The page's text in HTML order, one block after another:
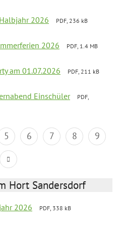
2026
PDF, 236 kB
2026
PDF, 1.4 MB
am 01.07.2026
PDF, 211 kB
Einschüler
PDF,
5 6 7 8
9
Hort Sandersdorf
2026
PDF, 338 kB